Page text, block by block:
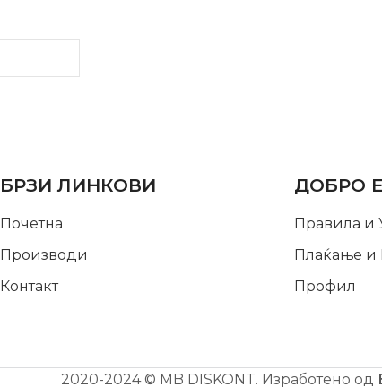
БРЗИ ЛИНКОВИ
Почетна
Производи
Контакт
ДОБРО
Правила и
Плаќање и
Профил
2020-2024 © MB DISKONT. Изработено од